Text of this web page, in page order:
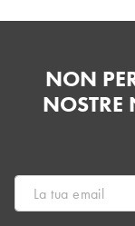
NON
NOSTRE